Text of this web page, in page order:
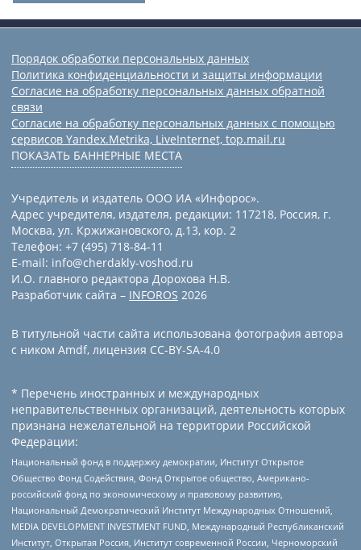
Порядок обработки персональных данных
Политика конфиденциальности и защиты информации
Согласие на обработку персональных данных обратной
связи
Согласие на обработку персональных данных с помощью
сервисов Yandex.Metrika, LiveInternet, top.mail.ru
ПОКАЗАТЬ БАННЕРНЫЕ МЕСТА
Учредитель и издатель ООО ИА «Инфорос».
Адрес учредителя, издателя, редакции: 117218, Россия, г.
Москва, ул. Кржижановского, д.13, кор. 2
Телефон: +7 (495) 718-84-11
E-mail: info@cherdakly-voshod.ru
И.О. главного редактора Дорохова Н.В.
Разработчик сайта – INFOROS 2026
В титульной части сайта использована фотография автора
с ником Amdf, лицензия CC-BY-SA-4.0
* Перечень иностранных и международных
неправительственных организаций, деятельность которых
признана нежелательной на территории Российской
Федерации:
Национальный фонд в поддержку демократии, Институт Открытое
Общество Фонд Содействия, Фонд Открытое общество, Американо-
российский фонд по экономическому и правовому развитию,
Национальный Демократический Институт Международных Отношений,
MEDIA DEVELOPMENT INVESTMENT FUND, Международный Республиканский
Институт, Открытая Россия, Институт современной России, Черноморский